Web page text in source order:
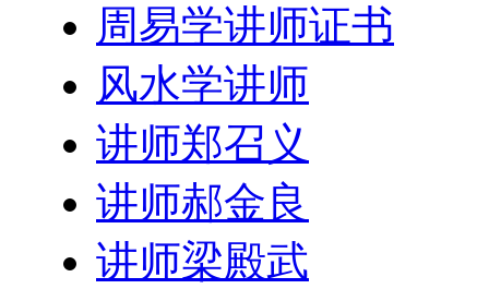
周易学讲师证书
风水学讲师
讲师郑召义
讲师郝金良
讲师梁殿武